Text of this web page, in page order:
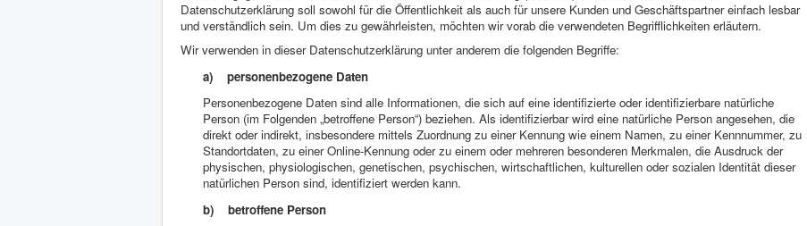
Datenschutzerklärung soll sowohl für die Öffentlichkeit als auch für unsere Kunden und Geschäftspartner einfach lesbar
und verständlich sein. Um dies zu gewährleisten, möchten wir vorab die verwendeten Begrifflichkeiten erläutern.
Wir verwenden in dieser Datenschutzerklärung unter anderem die folgenden Begriffe:
a) personenbezogene Daten
Personenbezogene Daten sind alle Informationen, die sich auf eine identifizierte oder identifizierbare natürliche
Person (im Folgenden „betroffene Person“) beziehen. Als identifizierbar wird eine natürliche Person angesehen, die
direkt oder indirekt, insbesondere mittels Zuordnung zu einer Kennung wie einem Namen, zu einer Kennnummer, zu
Standortdaten, zu einer Online-Kennung oder zu einem oder mehreren besonderen Merkmalen, die Ausdruck der
physischen, physiologischen, genetischen, psychischen, wirtschaftlichen, kulturellen oder sozialen Identität dieser
natürlichen Person sind, identifiziert werden kann.
b) betroffene Person